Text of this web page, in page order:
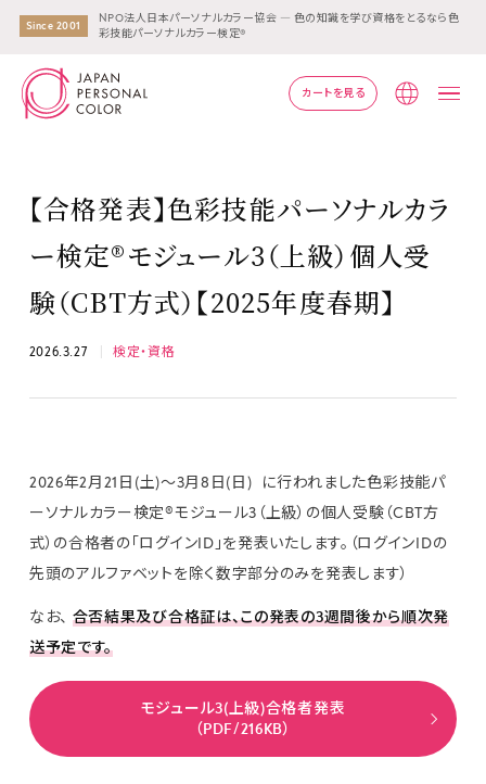
Since 2001
NPO法人日本パーソナルカラー協会 ― 色の知識を学び資格をとるなら色
彩技能パーソナルカラー検定®
カートを見る
【合格発表】色彩技能パーソナルカラ
ー検定®モジュール3（上級）個人受
験（CBT方式）【2025年度春期】
2026.3.27 検定・資格
2026年2月21日(土)～3月8日(日) に行われました色彩技能パ
ーソナルカラー検定®モジュール3（上級）の個人受験（CBT方
式）の合格者の「ログインID」を発表いたします。（ログインIDの
先頭のアルファベットを除く数字部分のみを発表します）
なお、 合否結果及び合格証は、この発表の3週間後から順次発
送予定です。
モジュール3(上級)合格者発表
（PDF/216KB）